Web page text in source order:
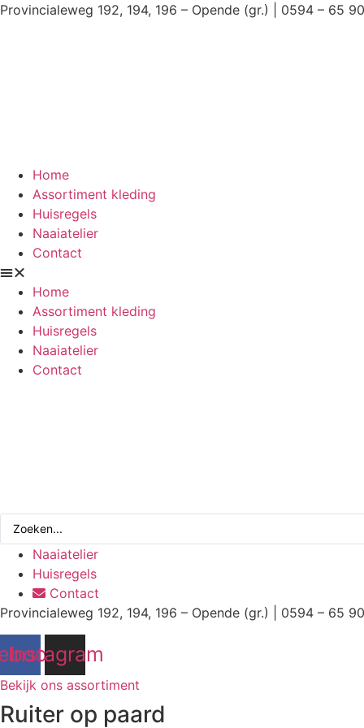
Ga
Provincialeweg 192, 194, 196 – Opende (gr.) | 0594 – 65
Home
Assortiment kleding
Huisregels
Naaiatelier
Contact
Home
Assortiment kleding
Huisregels
Naaiatelier
Contact
Search
Naaiatelier
Huisregels
Contact
Provincialeweg 192, 194, 196 – Opende (gr.) | 0594 – 65
Instagram
Bekijk ons assortiment
Ruiter op paard